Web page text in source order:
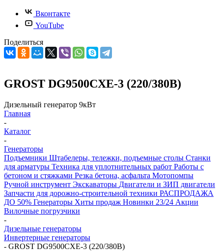
Вконтакте
YouTube
Поделиться
GROST DG9500CXE-3 (220/380В)
Дизельный генератор 9кВт
Главная
-
Каталог
-
Генераторы
Подъемники Штабелеры, тележки, подъемные столы Станки
для арматуры Техника для уплотнительных работ Работы с
бетоном и стяжками Резка бетона, асфальта Мотопомпы
Ручной инструмент Экскаваторы Двигатели и ЗИП двигатели
Запчасти для дорожно-строительной техники РАСПРОДАЖА
ДО 50% Генераторы Хиты продаж Новинки 23/24 Акции
Вилочные погрузчики
-
Дизельные генераторы
Инвертерные генераторы
- GROST DG9500CXE-3 (220/380В)